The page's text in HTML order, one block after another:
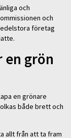
och
och
företag
en grön
en grönare
både brett och
allt från att ta fram